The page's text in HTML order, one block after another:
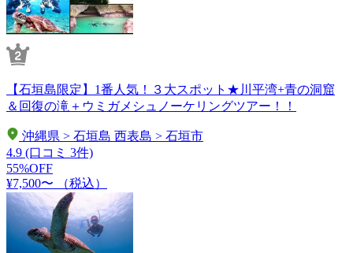
【石垣島限定】1番人気！３大スポット★川平湾+青の洞窟
＆回復の滝＋ウミガメシュノーケリングツアー！！
沖縄県 > 石垣島 西表島 > 石垣市
4.9 (口コミ 3件)
55%OFF
¥7,500〜
（税込）